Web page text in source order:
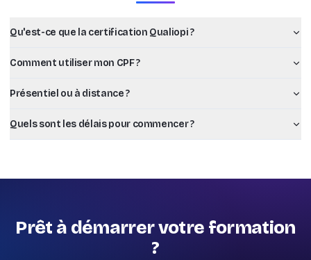
Qu'est-ce que la certification Qualiopi ?
Comment utiliser mon CPF ?
Présentiel ou à distance ?
Quels sont les délais pour commencer ?
Prêt à démarrer votre formation
?